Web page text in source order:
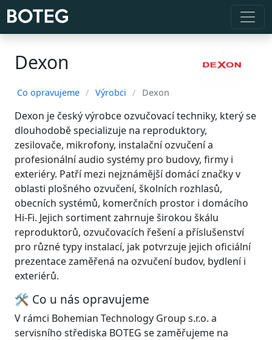
Dexon
Co opravujeme / Výrobci / Dexon
Dexon je český výrobce ozvučovací techniky, který se
dlouhodobě specializuje na reproduktory,
zesilovače, mikrofony, instalační ozvučení a
profesionální audio systémy pro budovy, firmy i
exteriéry. Patří mezi nejznámější domácí značky v
oblasti plošného ozvučení, školních rozhlasů,
obecních systémů, komerčních prostor i domácího
Hi‑Fi. Jejich sortiment zahrnuje širokou škálu
reproduktorů, ozvučovacích řešení a příslušenství
pro různé typy instalací, jak potvrzuje jejich oficiální
prezentace zaměřená na ozvučení budov, bydlení i
exteriérů.
🛠️ Co u nás opravujeme
V rámci Bohemian Technology Group s.r.o. a
servisního střediska BOTEG se zaměřujeme na